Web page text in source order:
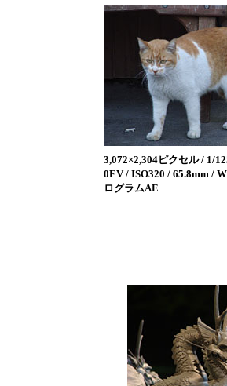
3,072×2,304ピクセル / 1/
0EV / ISO320 / 65.8mm /
ログラムAE